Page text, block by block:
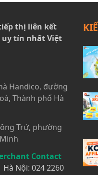
thị liên kết
uy tín nhất Việt
Handico, đường
Thành phố Hà
Trứ, phường
Contact
Hà Nội: 024 2260